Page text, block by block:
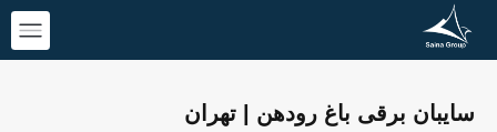
سایبان برقی باغ رودهن | تهران